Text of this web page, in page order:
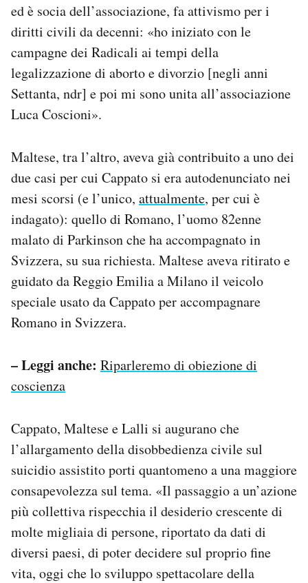
ed è socia dell’associazione, fa attivismo per i
diritti civili da decenni: «ho iniziato con le
campagne dei Radicali ai tempi della
legalizzazione di aborto e divorzio [negli anni
Settanta, ndr] e poi mi sono unita all’associazione
Luca Coscioni».
Maltese, tra l’altro, aveva già contribuito a uno dei
due casi per cui Cappato si era autodenunciato nei
mesi scorsi (e l’unico, attualmente, per cui è
indagato): quello di Romano, l’uomo 82enne
malato di Parkinson che ha accompagnato in
Svizzera, su sua richiesta. Maltese aveva ritirato e
guidato da Reggio Emilia a Milano il veicolo
speciale usato da Cappato per accompagnare
Romano in Svizzera.
– Leggi anche: Riparleremo di obiezione di
coscienza
Cappato, Maltese e Lalli si augurano che
l’allargamento della disobbedienza civile sul
suicidio assistito porti quantomeno a una maggiore
consapevolezza sul tema. «Il passaggio a un’azione
più collettiva rispecchia il desiderio crescente di
molte migliaia di persone, riportato da dati di
diversi paesi, di poter decidere sul proprio fine
vita, oggi che lo sviluppo spettacolare della